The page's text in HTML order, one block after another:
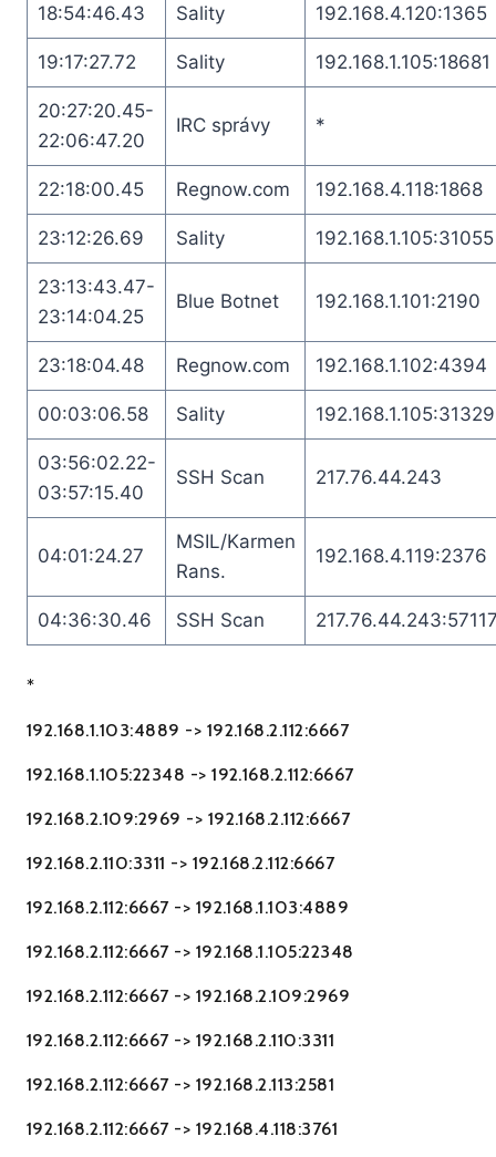
18:54:46.43 Sality 192.168.4.120:1365
19:17:27.72 Sality 192.168.1.105:18681
20:27:20.45-
22:06:47.20
IRC správy *
22:18:00.45 Regnow.com 192.168.4.118:1868
23:12:26.69 Sality 192.168.1.105:31055
23:13:43.47-
23:14:04.25
Blue Botnet 192.168.1.101:2190
23:18:04.48 Regnow.com 192.168.1.102:4394
00:03:06.58 Sality 192.168.1.105:31329
03:56:02.22-
03:57:15.40
SSH Scan 217.76.44.243
04:01:24.27
MSIL/Karmen
Rans.
192.168.4.119:2376
04:36:30.46 SSH Scan
*
192.168.1.103:4889 -> 192.168.2.112:6667
192.168.1.105:22348 -> 192.168.2.112:6667
192.168.2.109:2969 -> 192.168.2.112:6667
192.168.2.110:3311 -> 192.168.2.112:6667
192.168.2.112:6667 -> 192.168.1.103:4889
192.168.2.112:6667 -> 192.168.1.105:22348
192.168.2.112:6667 -> 192.168.2.109:2969
192.168.2.112:6667 -> 192.168.2.110:3311
192.168.2.112:6667 -> 192.168.2.113:2581
192.168.2.112:6667 -> 192.168.4.118:3761